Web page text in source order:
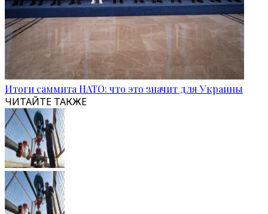
Итоги саммита НАТО: что это значит для Украины
ЧИТАЙТЕ ТАКЖЕ